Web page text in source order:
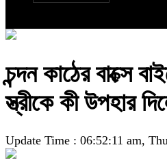
চন্দন কাঠের বাক্সে
স্ত্রীকে কী উপহার
Update Time : 06:52:11 am,